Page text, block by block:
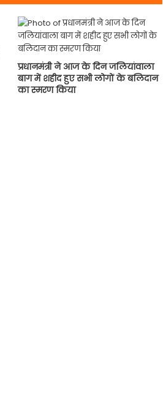
प्रधानमंत्री ने आज के दिन जलियांवाला
बाग में शहीद हुए सभी लोगों के बलिदान
का स्मरण किया